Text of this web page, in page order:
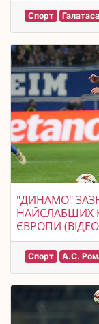
Спорт
"ДИНАМО"
НАЙСЛАБШИХ
ЄВРОПИ
Спорт А.С.